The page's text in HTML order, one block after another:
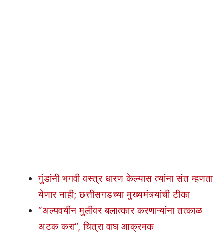
गुंडांनी भगवी वस्त्र धारण केल्यास त्यांना संत म्हणता
येणार नाही; छत्तीसगडच्या मुख्यमंत्र्यांची टीका
“अल्पवयीन मुलीवर बलात्कार करणाऱ्यांना तत्काळ
अटक करा”, चित्रा वाघ आक्रमक